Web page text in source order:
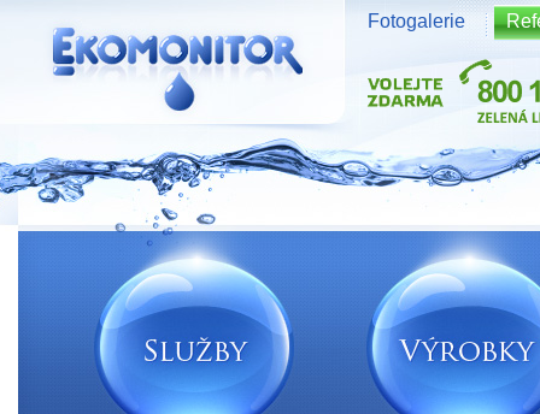
Vodní zdroje Ekomonitor spol. s r.o.
Fotogalerie